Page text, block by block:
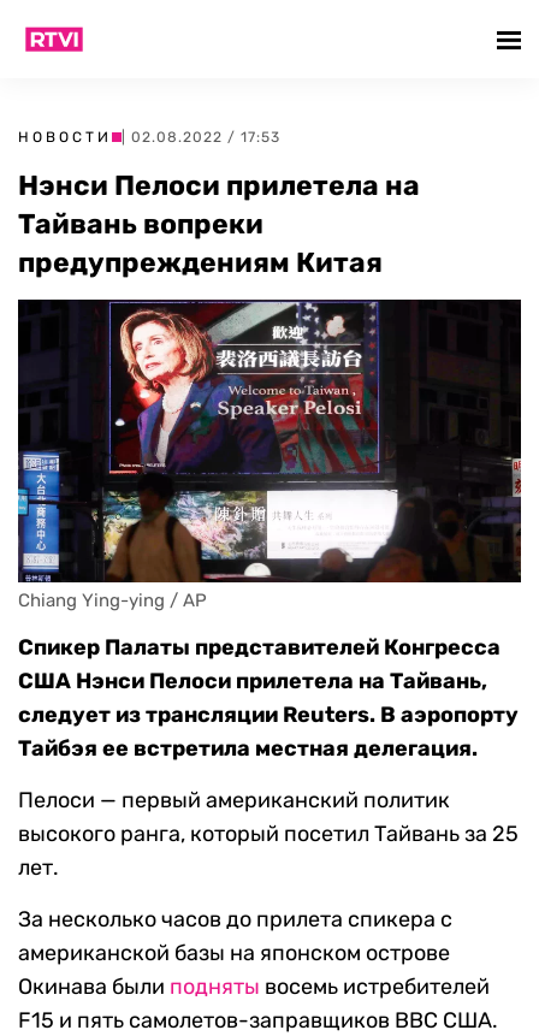
НОВОСТИ | 02.08.2022 / 17:53
Нэнси Пелоси прилетела на
Тайвань вопреки
предупреждениям Китая
Chiang Ying-ying / AP
Спикер Палаты представителей Конгресса
США Нэнси Пелоси прилетела на Тайвань,
следует из трансляции Reuters. В аэропорту
Тайбэя ее встретила местная делегация.
Пелоси — первый американский политик
высокого ранга, который посетил Тайвань за 25
лет.
За несколько часов до прилета спикера с
американской базы на японском острове
Окинава были подняты восемь истребителей
F15 и пять самолетов-заправщиков ВВС США.